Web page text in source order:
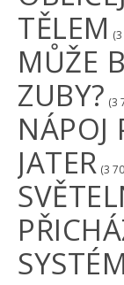
TĚLEM
MŮŽE
ZUBY? (3
NÁPOJ
JATER (3